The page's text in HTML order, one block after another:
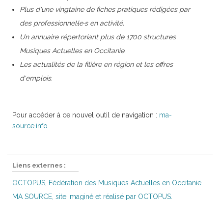
Plus d'une vingtaine de fiches pratiques rédigées par
des professionnel·le·s en activité.
Un annuaire répertoriant plus de 1700 structures
Musiques Actuelles en Occitanie.
Les actualités de la filière en région et les offres
d'emplois.
Pour accéder à ce nouvel outil de navigation : ma-
source.info
Liens externes :
OCTOPUS, Fédération des Musiques Actuelles en Occitanie
MA SOURCE, site imaginé et réalisé par OCTOPUS.